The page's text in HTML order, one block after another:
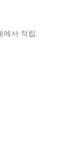
에서 적립.